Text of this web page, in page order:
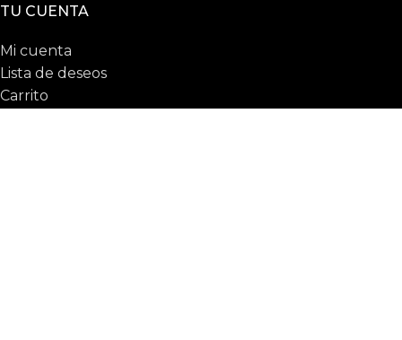
TU CUENTA
Mi cuenta
Lista de deseos
Carrito